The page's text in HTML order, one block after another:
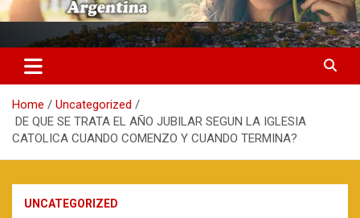
fmsonrysas.com.ar
Home
Uncategorized
DE QUE SE TRATA EL AÑO JUBILAR SEGUN LA IGLESIA
CATOLICA CUANDO COMENZO Y CUANDO TERMINA?
UNCATEGORIZED